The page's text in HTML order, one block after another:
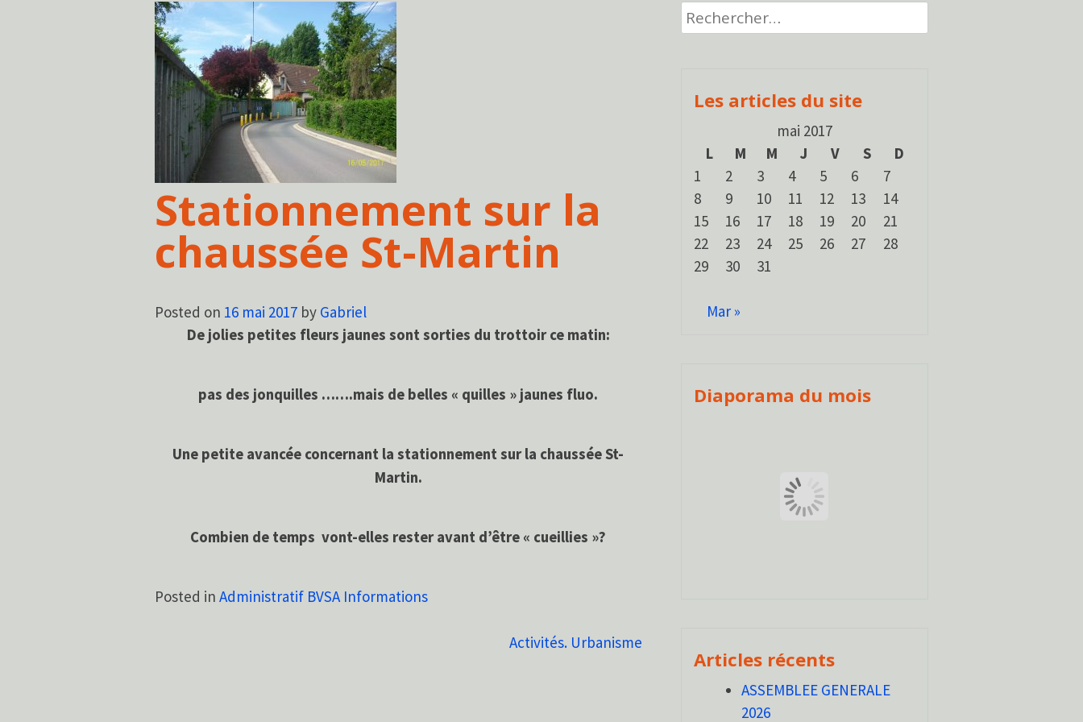
Stationnement sur la
chaussée St-Martin
Posted on 16 mai 2017 by Gabriel
De jolies petites fleurs jaunes sont sorties du trottoir ce matin:
pas des jonquilles …….mais de belles « quilles » jaunes fluo.
Une petite avancée concernant la stationnement sur la chaussée St-
Martin.
Combien de temps vont-elles rester avant d’être « cueillies »?
Posted in Administratif BVSA Informations
Activités. Urbanisme
Rechercher :
Les articles du site
mai 2017
L
M M J V S
D
1
2 3 4 5 6
7
8
9 10 11 12 13
14
15
16 17 18 19 20
21
22
23 24 25 26 27
28
29
30 31
Mar »
Diaporama du mois
Articles récents
ASSEMBLEE GENERALE
2026